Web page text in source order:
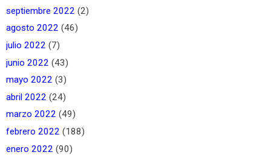
septiembre 2022 (2)
agosto 2022 (46)
julio 2022 (7)
junio 2022 (43)
mayo 2022 (3)
abril 2022 (24)
marzo 2022 (49)
febrero 2022 (188)
enero 2022 (90)